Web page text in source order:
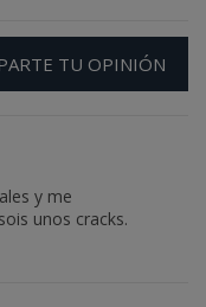
TU OPINIÓN
y me
unos cracks.